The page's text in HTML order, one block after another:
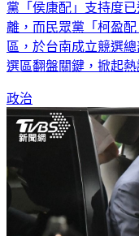
黨「侯康配」支持度
離，而民眾黨「柯盈
區，於台南成立競選
選區翻盤關鍵，掀起熱
政治